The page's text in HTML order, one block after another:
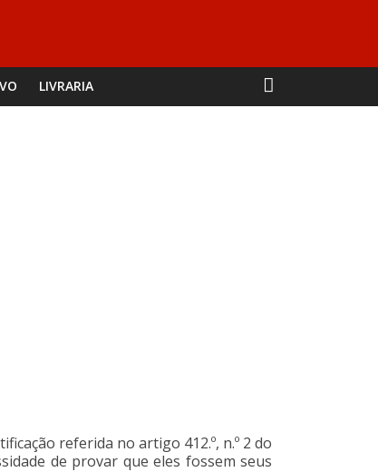
LIVRARIA
referida no artigo 412.º, n.º 2 do
de provar que eles fossem seus